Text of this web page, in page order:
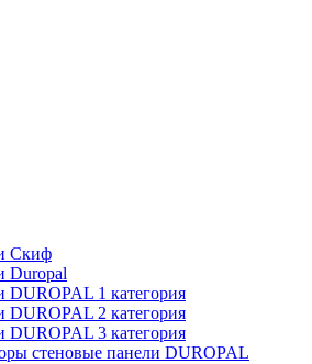
Скиф
Duropal
DUROPAL 1 категория
DUROPAL 2 категория
DUROPAL 3 категория
стеновые панели DUROPAL